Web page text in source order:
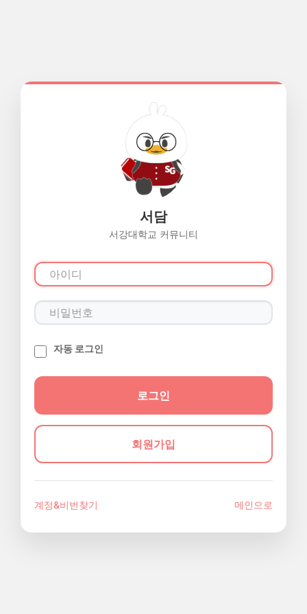
서담
서강대학교 커뮤니티
자동 로그인
회원가입
계정&비번찾기 메인으로